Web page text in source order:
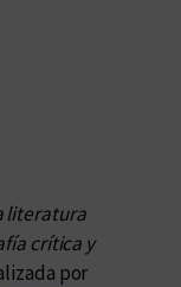
literatura
crítica y
por